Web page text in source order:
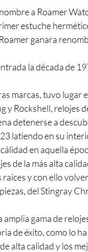
a Roamer
estuche
ganara
la década de
marcas, tuvo lugar
y Rockshell, relojes
detenerse a
latiendo en su
en aquella
de la más alta
y con ello
del Stingray
gama de
de éxito, como lo
alta calidad y los